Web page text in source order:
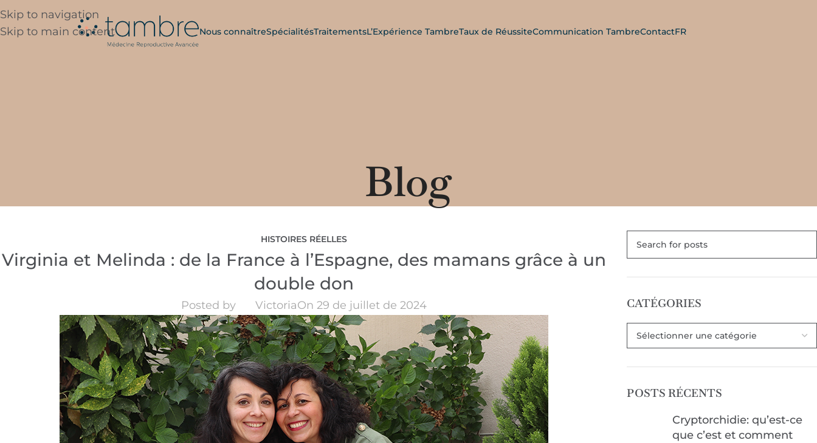
Skip to navigation
Skip to main content
Nous connaîtreSpécialitésTraitementsL’Expérience TambreTaux de RéussiteCommunication TambreContactFR
Blog
HISTOIRES RÉELLES
Virginia et Melinda : de la France à l’Espagne, des mamans grâce à un
double don
Posted by VictoriaOn 29 de juillet de 2024 CATÉGORIES
POSTS RÉCENTS
Cryptorchidie: qu’est-ce
que c’est et comment